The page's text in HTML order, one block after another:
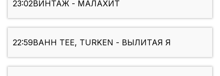
23:02ВИНТАЖ - МАЛАХИТ
22:59BAHH TEE, TURKEN - ВЫЛИТАЯ Я